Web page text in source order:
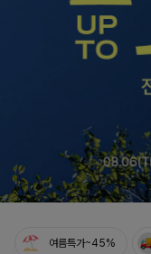
여름의
감각적
셀퍼프 셔링원피스
여름특가~45%